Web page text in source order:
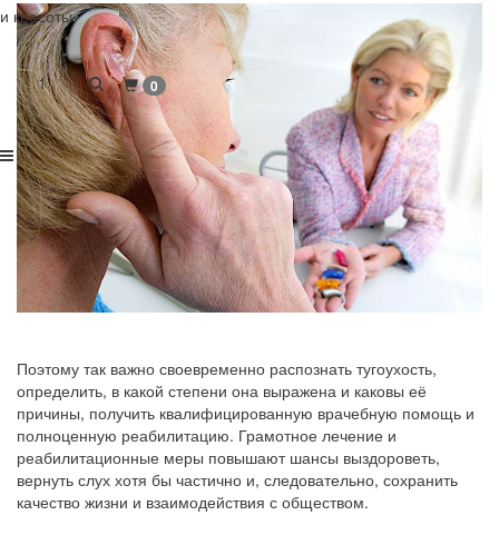
и красоты
1 0
Поэтому так важно своевременно распознать тугоухость,
определить, в какой степени она выражена и каковы её
причины, получить квалифицированную врачебную помощь и
полноценную реабилитацию. Грамотное лечение и
реабилитационные меры повышают шансы выздороветь,
вернуть слух хотя бы частично и, следовательно, сохранить
качество жизни и взаимодействия с обществом.